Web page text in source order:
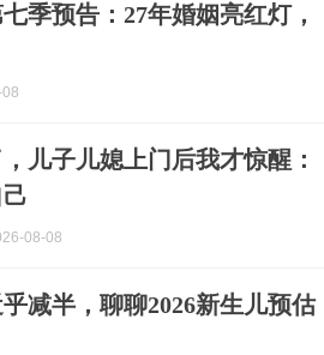
季预告：27年婚姻亮红灯，
儿子儿媳上门后我才惊醒：
08-08
减半，聊聊2026新生儿预估